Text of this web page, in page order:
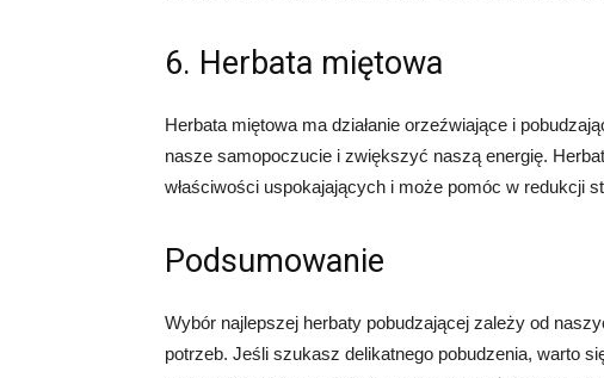
6. Herbata miętowa
Herbata miętowa ma działanie orzeźwiające i
nasze samopoczucie i zwiększyć naszą energię.
właściwości uspokajających i może pomóc w redukcji
Podsumowanie
Wybór najlepszej herbaty pobudzającej zależy od
potrzeb. Jeśli szukasz delikatnego pobudzenia, warto